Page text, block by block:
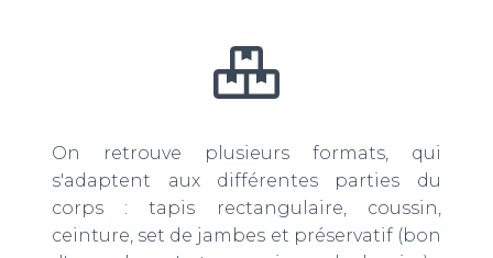
On retrouve plusieurs formats, qui
s'adaptent aux différentes parties du
corps : tapis rectangulaire, coussin,
ceinture, set de jambes et préservatif (bon